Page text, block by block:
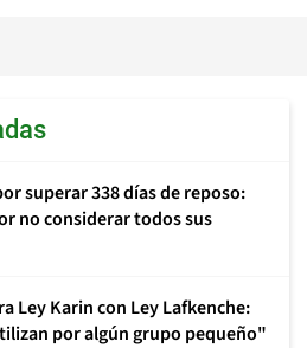
superar 338 días de reposo:
no considerar todos sus
Ley Karin con Ley Lafkenche:
por algún grupo pequeño"